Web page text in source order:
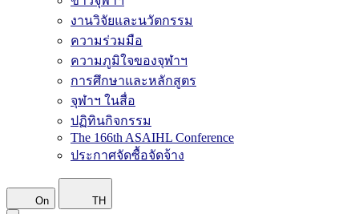
งานวิจัยและนวัตกรรม
ความร่วมมือ
ความภูมิใจของจุฬาฯ
การศึกษาและหลักสูตร
จุฬาฯ ในสื่อ
ปฏิทินกิจกรรม
The 166th ASAIHL Conference
ประกาศจัดซื้อจัดจ้าง
On TH